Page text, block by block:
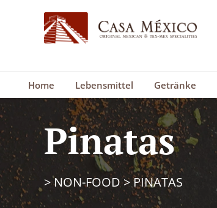
Home Lebensmittel Getränke
Pinatas
>NON-FOOD>PINATAS